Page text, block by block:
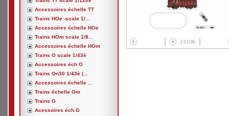
Accessoires échelle TT
Trains HOe -scale 1/...
Accessoires échelle HOe
Trains HOm scale 1/8...
Accessoires échelle HOm
Trains O scale 1/43è
Accessoires éch O
Trains On30 1/43è (...
Accessoires échelle ...
Trains échelle Om
Trains G
Acessoires éch G